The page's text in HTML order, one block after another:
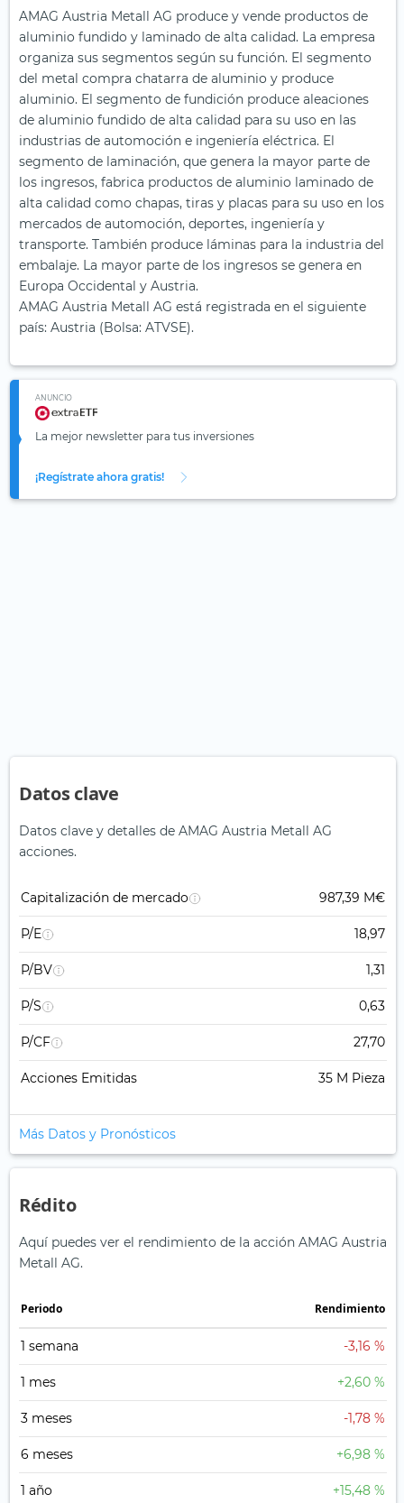
AMAG Austria Metall AG produce y vende productos de
aluminio fundido y laminado de alta calidad. La empresa
organiza sus segmentos según su función. El segmento
del metal compra chatarra de aluminio y produce
aluminio. El segmento de fundición produce aleaciones
de aluminio fundido de alta calidad para su uso en las
industrias de automoción e ingeniería eléctrica. El
segmento de laminación, que genera la mayor parte de
los ingresos, fabrica productos de aluminio laminado de
alta calidad como chapas, tiras y placas para su uso en los
mercados de automoción, deportes, ingeniería y
transporte. También produce láminas para la industria del
embalaje. La mayor parte de los ingresos se genera en
Europa Occidental y Austria.
AMAG Austria Metall AG está registrada en el siguiente
país: Austria (Bolsa: ATVSE).
ANUNCIO
La mejor newsletter para tus inversiones
¡Regístrate ahora gratis!
Datos clave
Datos clave y detalles de AMAG Austria Metall AG
acciones.
Capitalización de mercado 987,39 M€
P/E 18,97
P/BV 1,31
P/S 0,63
P/CF 27,70
Acciones Emitidas 35 M Pieza
Más Datos y Pronósticos
Rédito
Aquí puedes ver el rendimiento de la acción AMAG Austria
Metall AG.
Periodo Rendimiento
1 semana -3,16 %
1 mes +2,60 %
3 meses -1,78 %
6 meses +6,98 %
1 año +15,48 %